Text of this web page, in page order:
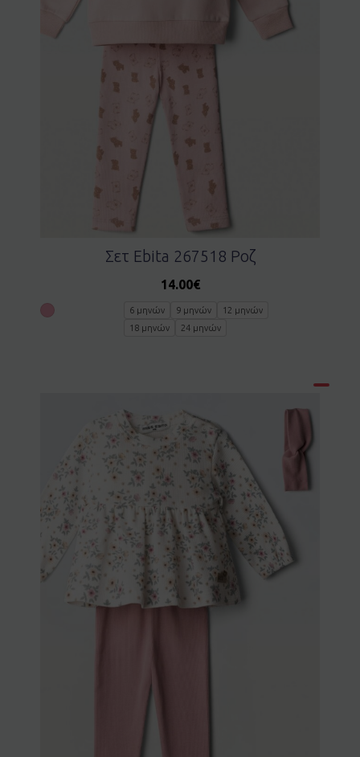
Σετ Ebita 267518 Ροζ
14.00€
6 μηνών 9 μηνών
12 μηνών
18 μηνών
24 μηνών